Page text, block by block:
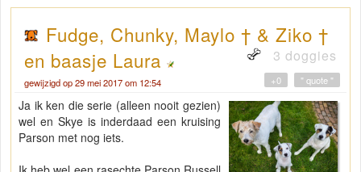
Fudge, Chunky, Maylo † & Ziko †
en baasje Laura
3 doggies
gewijzigd op 29 mei 2017 om 12:54 " quote "
+0
Ja ik ken die serie (alleen nooit gezien)
wel en Skye is inderdaad een kruising
Parson met nog iets.